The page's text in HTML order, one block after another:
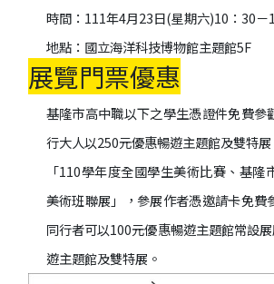
時間：111年4月23日(星期六)10：30－
地點：國立海洋科技博物館主題館5F
展覽門票優惠
基隆市高中職以下之學生憑證件免費參
行大人以250元優惠暢遊主題館及雙特展
「110學年度全國學生美術比賽、基隆
美術班聯展」，參展作者憑邀請卡免費
同行者可以100元優惠暢遊主題館常設展
遊主題館及雙特展。